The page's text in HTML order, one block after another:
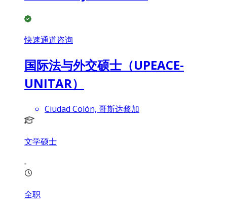
快速通道咨询
国际法与外交硕士（UPEACE-
UNITAR）
Ciudad Colón, 哥斯达黎加
文学硕士
全职